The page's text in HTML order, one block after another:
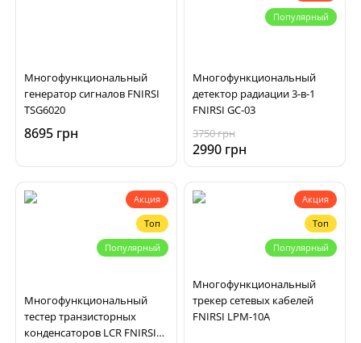
Многофункциональный
генератор сигналов FNIRSI
TSG6020
8695 грн
Популярный
Многофункциональный
детектор радиации 3-в-1
FNIRSI GC-03
3750 грн
2990 грн
Акция
Топ
Популярный
Многофункциональный
тестер транзисторных
конденсаторов LCR FNIRSI
Акция
Топ
Популярный
Многофункциональный
трекер сетевых кабелей
FNIRSI LPM-10A